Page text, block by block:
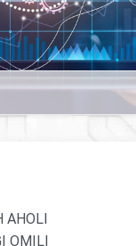
AHOLI
OMILI